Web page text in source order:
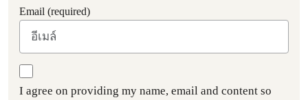
Email (required)
I agree on providing my name, email and content so